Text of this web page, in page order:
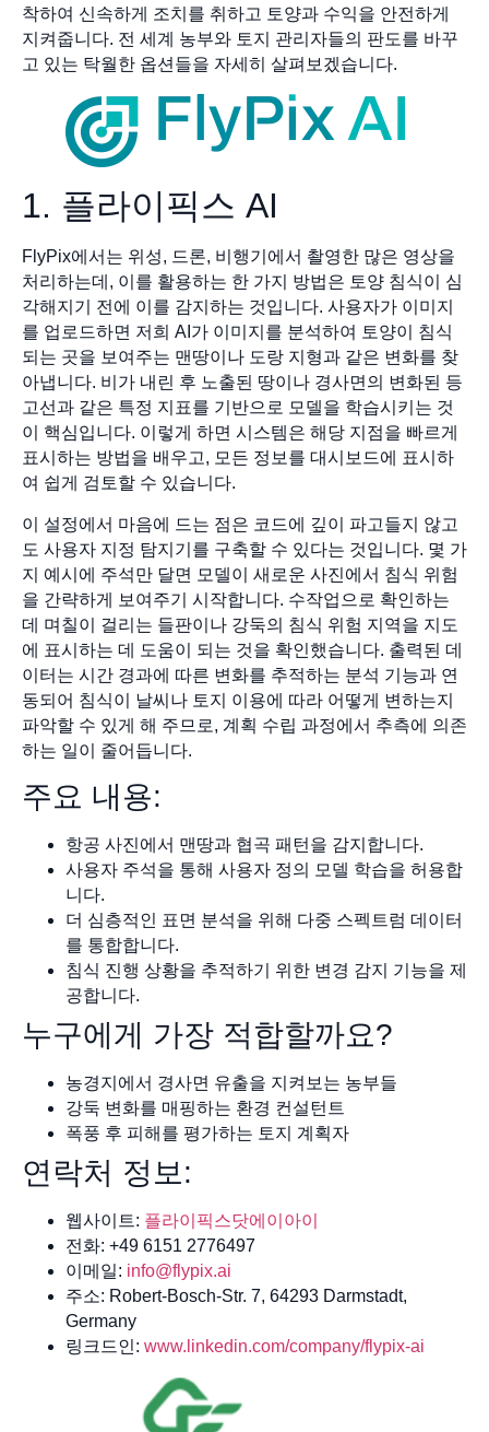
착하여 신속하게 조치를 취하고 토양과 수익을 안전하게
지켜줍니다. 전 세계 농부와 토지 관리자들의 판도를 바꾸
고 있는 탁월한 옵션들을 자세히 살펴보겠습니다.
1. 플라이픽스 AI
FlyPix에서는 위성, 드론, 비행기에서 촬영한 많은 영상을
처리하는데, 이를 활용하는 한 가지 방법은 토양 침식이 심
각해지기 전에 이를 감지하는 것입니다. 사용자가 이미지
를 업로드하면 저희 AI가 이미지를 분석하여 토양이 침식
되는 곳을 보여주는 맨땅이나 도랑 지형과 같은 변화를 찾
아냅니다. 비가 내린 후 노출된 땅이나 경사면의 변화된 등
고선과 같은 특정 지표를 기반으로 모델을 학습시키는 것
이 핵심입니다. 이렇게 하면 시스템은 해당 지점을 빠르게
표시하는 방법을 배우고, 모든 정보를 대시보드에 표시하
여 쉽게 검토할 수 있습니다.
이 설정에서 마음에 드는 점은 코드에 깊이 파고들지 않고
도 사용자 지정 탐지기를 구축할 수 있다는 것입니다. 몇 가
지 예시에 주석만 달면 모델이 새로운 사진에서 침식 위험
을 간략하게 보여주기 시작합니다. 수작업으로 확인하는
데 며칠이 걸리는 들판이나 강둑의 침식 위험 지역을 지도
에 표시하는 데 도움이 되는 것을 확인했습니다. 출력된 데
이터는 시간 경과에 따른 변화를 추적하는 분석 기능과 연
동되어 침식이 날씨나 토지 이용에 따라 어떻게 변하는지
파악할 수 있게 해 주므로, 계획 수립 과정에서 추측에 의존
하는 일이 줄어듭니다.
주요 내용:
항공 사진에서 맨땅과 협곡 패턴을 감지합니다.
사용자 주석을 통해 사용자 정의 모델 학습을 허용합
니다.
더 심층적인 표면 분석을 위해 다중 스펙트럼 데이터
를 통합합니다.
침식 진행 상황을 추적하기 위한 변경 감지 기능을 제
공합니다.
누구에게 가장 적합할까요?
농경지에서 경사면 유출을 지켜보는 농부들
강둑 변화를 매핑하는 환경 컨설턴트
폭풍 후 피해를 평가하는 토지 계획자
연락처 정보:
웹사이트: 플라이픽스닷에이아이
전화: +49 6151 2776497
이메일: info@flypix.ai
주소: Robert-Bosch-Str. 7, 64293 Darmstadt,
Germany
링크드인: www.linkedin.com/company/flypix-ai